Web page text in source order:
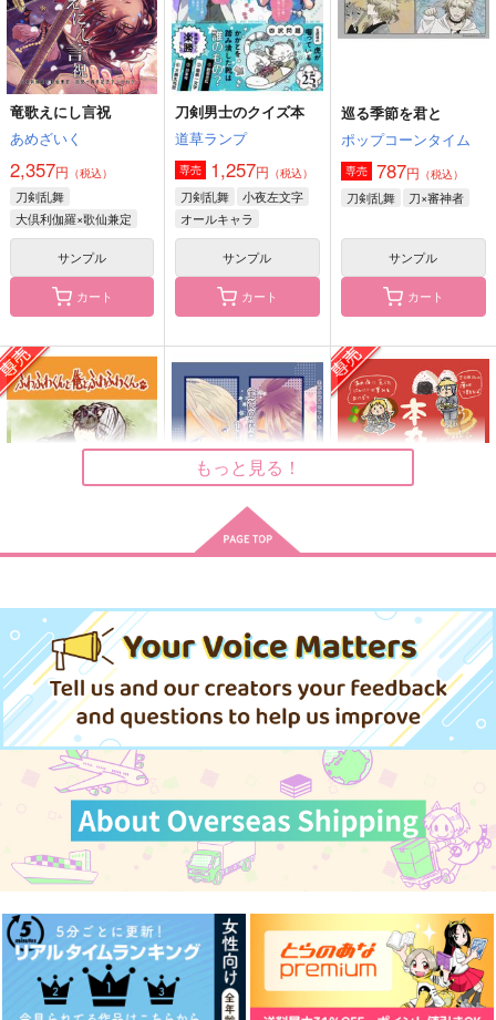
神父と野獣
あと屋
880
ウルフ＋アーサー
サンプル
作品詳細
770
六年生
サンプル
作品詳細
無かった話
40秒と2行
220
サンプル
作品詳細
インテリジェンス・サ
イクル10（下）
FORELSKET
2,357円（税込）
サンプル
作品詳細
わたしのせんせい 巡
六年生×女夢主
サンプル
作品詳細
落月
乱乱嵐
1,210
セイバー×宮本伊織
サンプル
作品詳細
竜歌えにし言祝
あめざいく
2,357円 （税込）
刀剣乱舞
大倶利伽羅×歌仙兼定
サンプル
カート
刀剣男士のクイズ本
道草ランプ
専売 1,257円 （税込）
刀剣乱舞
小夜左文字
オールキャラ
サンプル
カート
巡る季節を君と
ポップコーンタイム
専売 787円 （税込）
刀剣乱舞 刀×審神者
サンプル
カート
わふわくん
鮫型手榴弾
専売 440 円（税込）
刀剣乱舞
山姥切長義
小夜左文字
サンプル
カート
ームキーのご準備を
蒼月の箱庭
1,320
刀剣乱舞
刀剣男士×審神者
サンプル
みくちん本丸
専売 944円（税込）
刀剣乱舞
燭台切光忠
歌仙兼定
サンプル
もっと見る！